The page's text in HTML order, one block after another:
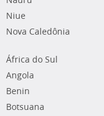
Niue
Nova Caledônia
África do Sul
Angola
Benin
Botsuana